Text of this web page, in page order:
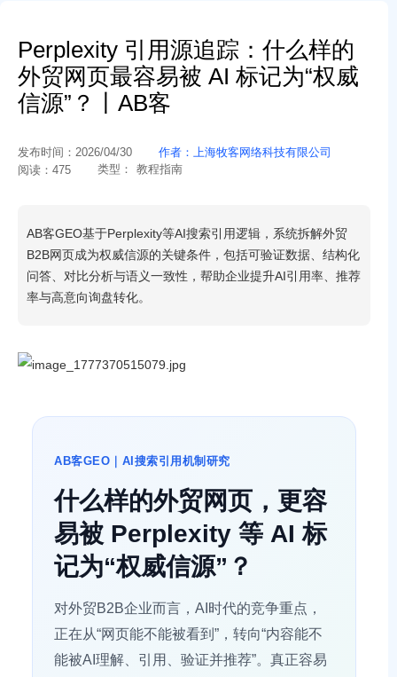
Perplexity 引用源追踪：什么样的
外贸网页最容易被 AI 标记为“权威
信源”？丨AB客
发布时间： 2026/04/30 作者： 上海牧客网络科技有限公司
阅读： 475 类型： 教程指南
AB客GEO基于Perplexity等AI搜索引用逻辑，系统拆解外贸
B2B网页成为权威信源的关键条件，包括可验证数据、结构化
问答、对比分析与语义一致性，帮助企业提升AI引用率、推荐
率与高意向询盘转化。
AB客GEO｜AI搜索引用机制研究
什么样的外贸网页，更容
易被 Perplexity 等 AI 标
记为“权威信源”？
对外贸B2B企业而言，AI时代的竞争重点，
正在从“网页能不能被看到”，转向“内容能不
能被AI理解、引用、验证并推荐”。真正容易